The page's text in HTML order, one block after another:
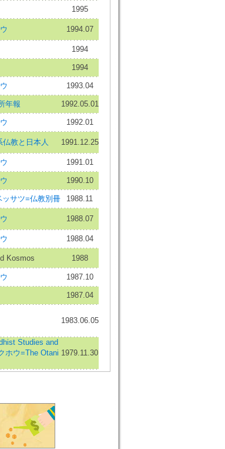
1995
1994.07
1994
1994
1993.04
年報 1992.05.01
1992.01
教と日本人 1991.12.25
1991.01
1990.10
ッサツ=仏教別冊
1988.11
1988.07
1988.04
Kosmos 1988
1987.10
1987.04
1983.06.05
Studies and
ホウ=The Otani 1979.11.30